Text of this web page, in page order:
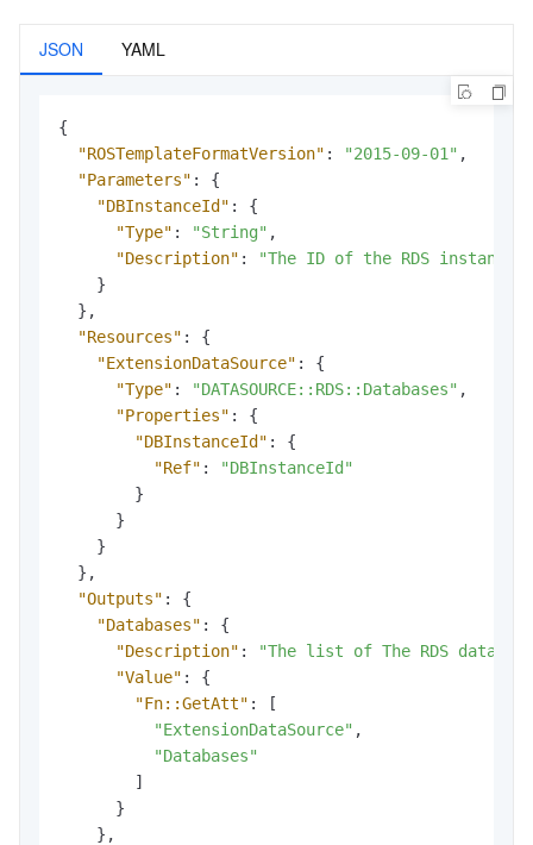
JSON YAML
{
"ROSTemplateFormatVersion" : "2015-09-01" ,
"Parameters" :
{
"DBInstanceId" :
{
"Type" : "String" ,
"Description" :
"The ID of the RDS instance."
}
} ,
"Resources" :
{
"ExtensionDataSource" :
{
"Type" : "DATASOURCE::RDS::Databases" ,
"Properties" :
{
"DBInstanceId" :
{
"Ref" :
"DBInstanceId"
}
}
}
} ,
"Outputs" :
{
"Databases" :
{
"Description" :
"The list of The RDS
"Value" :
{
"Fn::GetAtt" :
[
"ExtensionDataSource" ,
"Databases"
]
}
} ,